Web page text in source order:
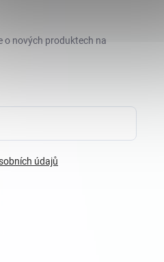
o nových produktech na
údajů